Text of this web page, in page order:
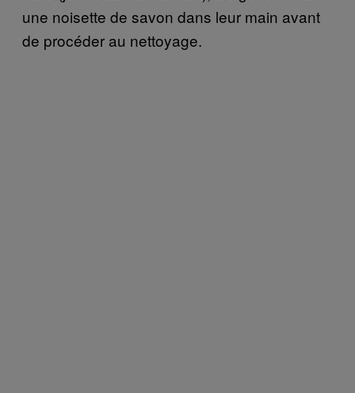
une noisette de savon dans leur main avant
de procéder au nettoyage.